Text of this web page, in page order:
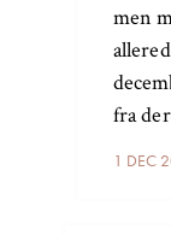
1 DEC
men
fra